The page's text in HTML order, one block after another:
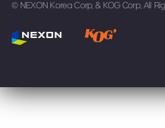
© NEXON Korea Corp. & KOG Corp. All